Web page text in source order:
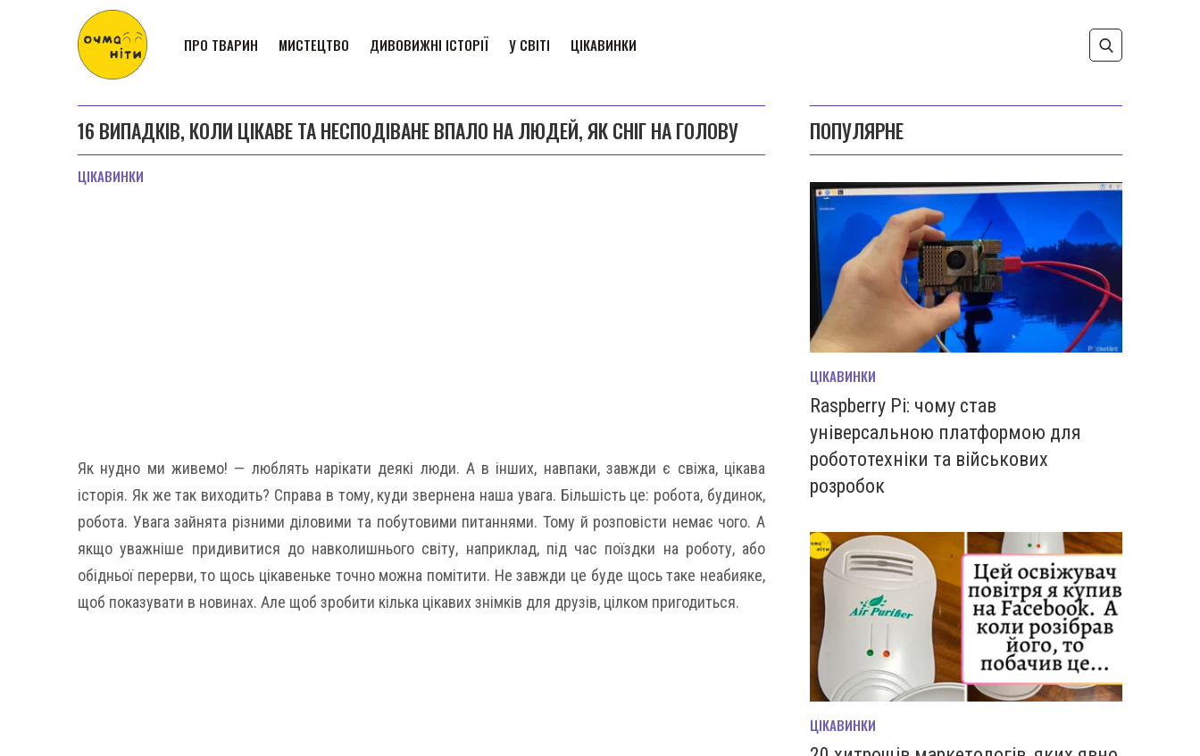
ПРО ТВАРИН МИСТЕЦТВО ДИВОВИЖНІ ІСТОРІЇ У СВІТІ ЦІКАВИНКИ
16 ВИПАДКІВ, КОЛИ ЦІКАВЕ ТА НЕСПОДІВАНЕ ВПАЛО НА ЛЮДЕЙ, ЯК СНІГ НА ГОЛОВУ
ЦІКАВИНКИ
Як нудно ми живемо! — люблять нарікати деякі люди. А в інших, навпаки, завжди є свіжа, цікава
історія. Як же так виходить? Справа в тому, куди звернена наша увага. Більшість це: робота, будинок,
робота. Увага зайнята різними діловими та побутовими питаннями. Тому й розповісти немає чого. А
якщо уважніше придивитися до навколишнього світу, наприклад, під час поїздки на роботу, або
обідньої перерви, то щось цікавеньке точно можна помітити. Не завжди це буде щось таке неабияке,
щоб показувати в новинах. Але щоб зробити кілька цікавих знімків для друзів, цілком пригодиться.
ПОПУЛЯРНЕ
ЦІКАВИНКИ
Raspberry Pi: чому став
універсальною платформою для
робототехніки та військових
розробок
ЦІКАВИНКИ